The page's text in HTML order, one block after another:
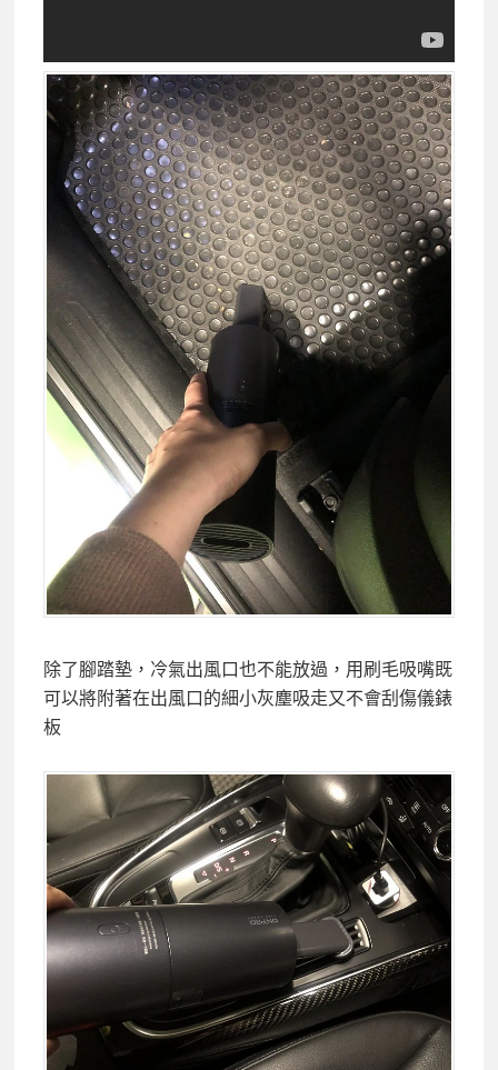
除了腳踏墊，冷氣出風口也不能放過，用刷毛吸嘴既
可以將附著在出風口的細小灰塵吸走又不會刮傷儀錶
板